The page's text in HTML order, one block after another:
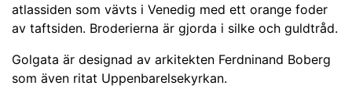
atlassiden som vävts i Venedig med ett orange foder
av taftsiden. Broderierna är gjorda i silke och guldtråd.
Golgata är designad av arkitekten Ferdninand Boberg
som även ritat Uppenbarelsekyrkan.